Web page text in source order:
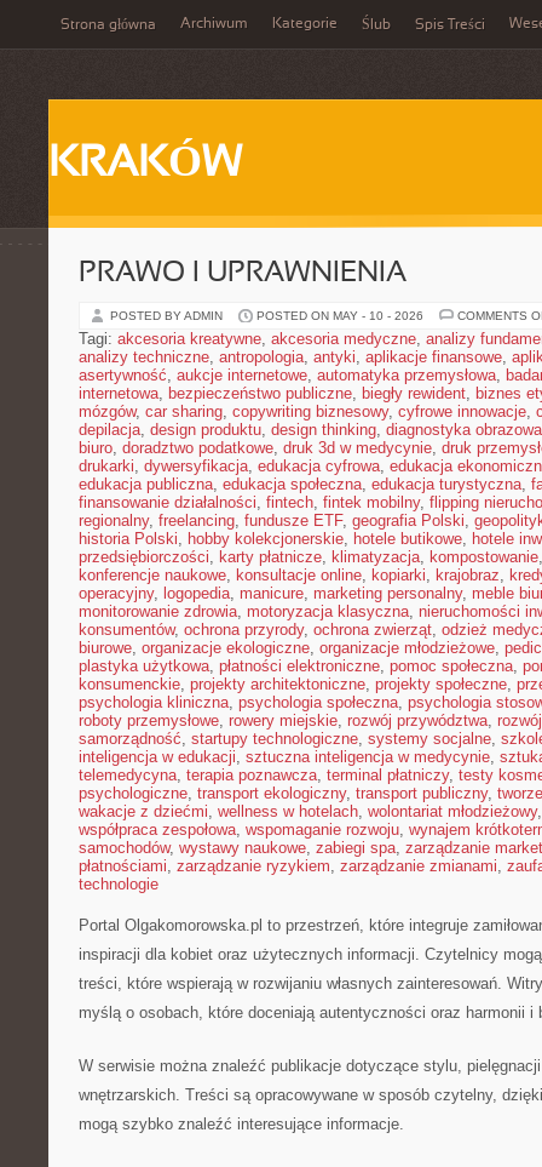
Strona główna Archiwum Kategorie Ślub Spis Treści
KRAKÓW
PRAWO I UPRAWNIENIA
POSTED BY ADMIN POSTED ON MAY - 10 - 2026 COMMENTS
Tagi: akcesoria kreatywne, akcesoria medyczne, analizy
analizy techniczne, antropologia, antyki, aplikacje finansowe,
asertywność, aukcje internetowe, automatyka przemysłowa,
internetowa, bezpieczeństwo publiczne, biegły rewident, biznes
mózgów, car sharing, copywriting biznesowy, cyfrowe innowacje,
depilacja, design produktu, design thinking, diagnostyka obrazowa
biuro, doradztwo podatkowe, druk 3d w medycynie, druk
drukarki, dywersyfikacja, edukacja cyfrowa, edukacja
edukacja publiczna, edukacja społeczna, edukacja turystyczna,
finansowanie działalności, fintech, fintek mobilny, flipping
regionalny, freelancing, fundusze ETF, geografia Polski,
historia Polski, hobby kolekcjonerskie, hotele butikowe, hotele
przedsiębiorczości, karty płatnicze, klimatyzacja, kompostowanie
konferencje naukowe, konsultacje online, kopiarki, krajobraz,
operacyjny, logopedia, manicure, marketing personalny, meble
monitorowanie zdrowia, motoryzacja klasyczna, nieruchomości
konsumentów, ochrona przyrody, ochrona zwierząt, odzież
biurowe, organizacje ekologiczne, organizacje młodzieżowe,
plastyka użytkowa, płatności elektroniczne, pomoc społeczna,
konsumenckie, projekty architektoniczne, projekty społeczne,
psychologia kliniczna, psychologia społeczna, psychologia
roboty przemysłowe, rowery miejskie, rozwój przywództwa,
samorządność, startupy technologiczne, systemy socjalne,
inteligencja w edukacji, sztuczna inteligencja w medycynie,
telemedycyna, terapia poznawcza, terminal płatniczy, testy
psychologiczne, transport ekologiczny, transport publiczny,
wakacje z dziećmi, wellness w hotelach, wolontariat młodzieżowy
współpraca zespołowa, wspomaganie rozwoju, wynajem
samochodów, wystawy naukowe, zabiegi spa, zarządzanie
płatnościami, zarządzanie ryzykiem, zarządzanie zmianami,
technologie
Portal Olgakomorowska.pl to przestrzeń, które integruje
inspiracji dla kobiet oraz użytecznych informacji. Czytelnicy
treści, które wspierają w rozwijaniu własnych zainteresowań.
myślą o osobach, które doceniają autentyczności oraz harmonii i
W serwisie można znaleźć publikacje dotyczące stylu,
wnętrzarskich. Treści są opracowywane w sposób czytelny,
mogą szybko znaleźć interesujące informacje.